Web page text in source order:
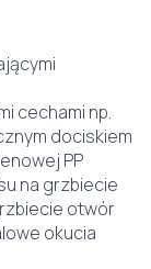
cechami np.
dociskiem
PP
na grzbiecie
otwór
okucia